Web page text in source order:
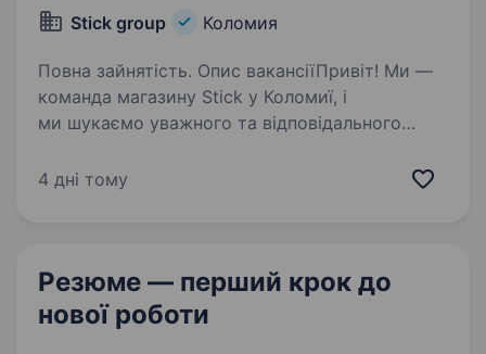
Stick group
Коломия
Повна зайнятість. Опис вакансіїПривіт! Ми —
команда магазину Stick у Коломиї, і
ми шукаємо уважного та відповідального
до нашої дружньої родини. Якщо ти хочеш
4 дні тому
Резюме — перший крок до
нової роботи